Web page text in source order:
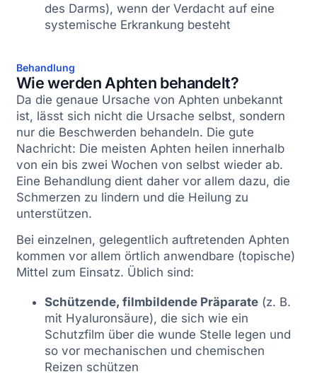
des Darms), wenn der Verdacht auf eine
systemische Erkrankung besteht
Behandlung
Wie werden Aphten behandelt?
Da die genaue Ursache von Aphten unbekannt
ist, lässt sich nicht die Ursache selbst, sondern
nur die Beschwerden behandeln. Die gute
Nachricht: Die meisten Aphten heilen innerhalb
von ein bis zwei Wochen von selbst wieder ab.
Eine Behandlung dient daher vor allem dazu, die
Schmerzen zu lindern und die Heilung zu
unterstützen.
Bei einzelnen, gelegentlich auftretenden Aphten
kommen vor allem örtlich anwendbare (topische)
Mittel zum Einsatz. Üblich sind:
Schützende, filmbildende Präparate(z. B.
mit Hyaluronsäure), die sich wie ein
Schutzfilm über die wunde Stelle legen und
so vor mechanischen und chemischen
Reizen schützen